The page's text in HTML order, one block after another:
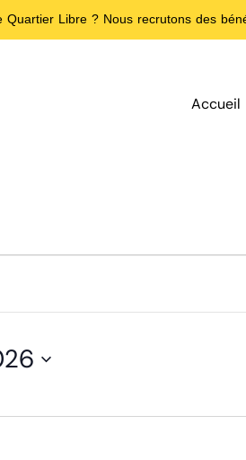
Libre ? Nous recrutons des
Accueil